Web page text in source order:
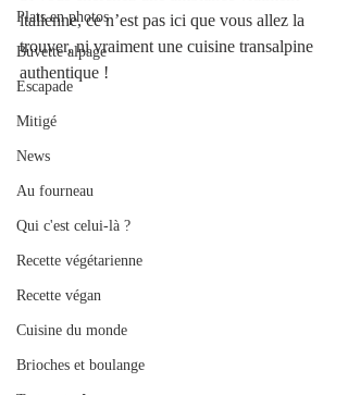
Plats en photos
Buvette alpage
Escapade
Mitigé
News
Au fourneau
Qui c'est celui-là ?
Recette végétarienne
Recette végan
Cuisine du monde
Brioches et boulange
italienne, ce n’est pas ici que vous allez la
trouver, ni vraiment une cuisine transalpine
authentique !